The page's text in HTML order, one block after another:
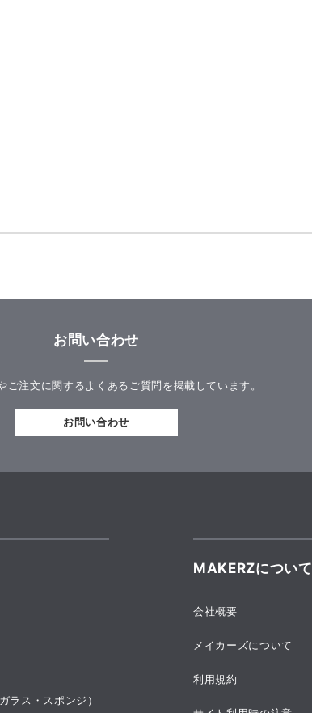
お問い合わせ
ご注文に関するよくあるご質問を掲載しています。
お問い合わせ
ラス・スポンジ）
MAKERZについて
会社概要
メイカーズについて
利用規約